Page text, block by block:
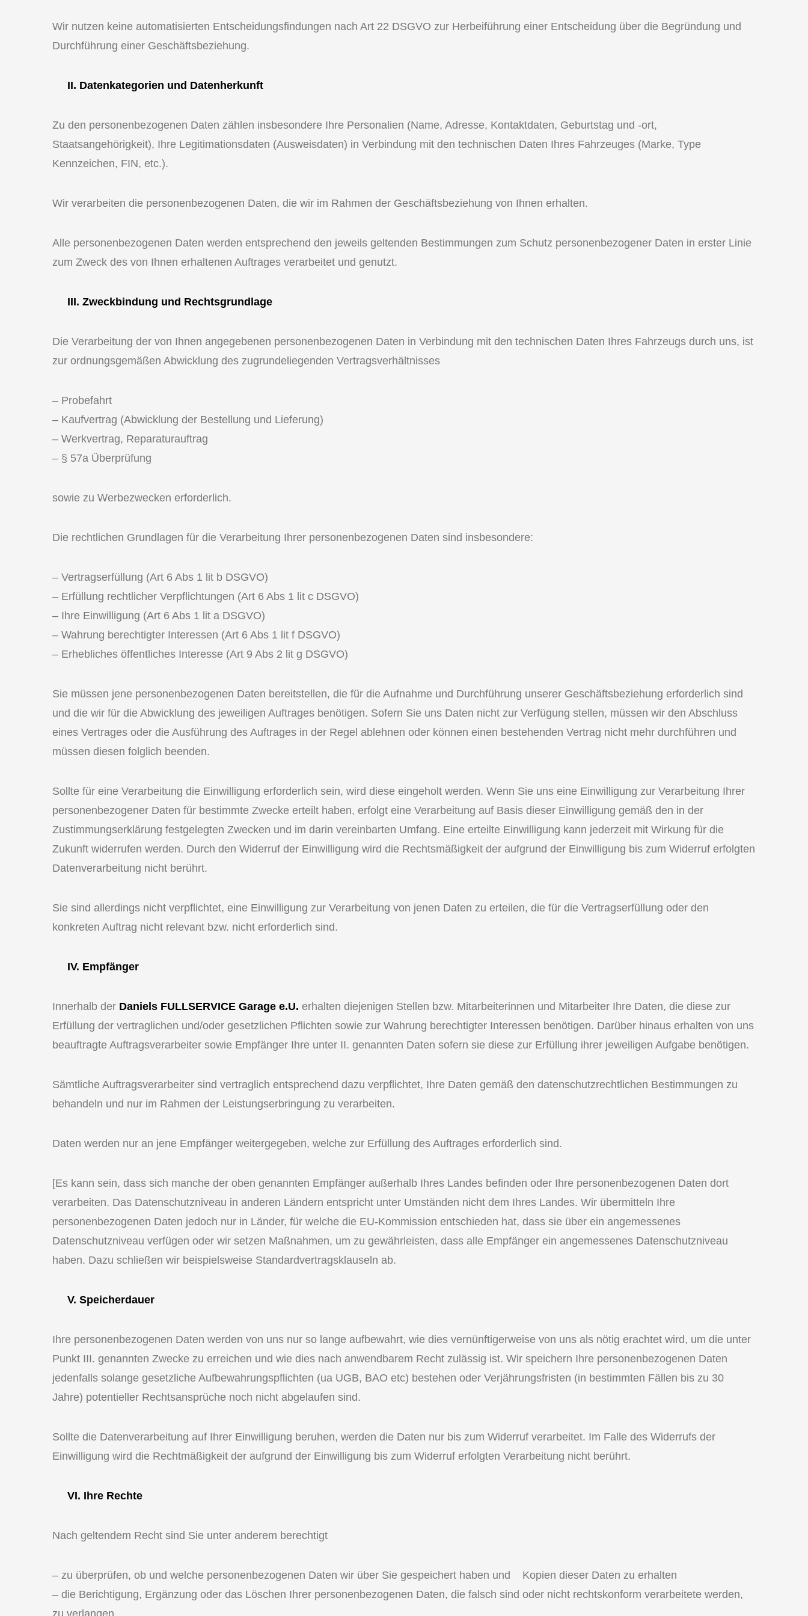
Wir nutzen keine automatisierten Entscheidungsfindungen nach Art 22 DSGVO zur Herbeiführung einer Entscheidung über die Begründung und
Durchführung einer Geschäftsbeziehung.
II. Datenkategorien und Datenherkunft
Zu den personenbezogenen Daten zählen insbesondere Ihre Personalien (Name, Adresse, Kontaktdaten, Geburtstag und -ort,
Staatsangehörigkeit), Ihre Legitimationsdaten (Ausweisdaten) in Verbindung mit den technischen Daten Ihres Fahrzeuges (Marke, Type
Kennzeichen, FIN, etc.).
Wir verarbeiten die personenbezogenen Daten, die wir im Rahmen der Geschäftsbeziehung von Ihnen erhalten.
Alle personenbezogenen Daten werden entsprechend den jeweils geltenden Bestimmungen zum Schutz personenbezogener Daten in erster Linie
zum Zweck des von Ihnen erhaltenen Auftrages verarbeitet und genutzt.
III. Zweckbindung und Rechtsgrundlage
Die Verarbeitung der von Ihnen angegebenen personenbezogenen Daten in Verbindung mit den technischen Daten Ihres Fahrzeugs durch uns, ist
zur ordnungsgemäßen Abwicklung des zugrundeliegenden Vertragsverhältnisses
– Probefahrt
– Kaufvertrag (Abwicklung der Bestellung und Lieferung)
– Werkvertrag, Reparaturauftrag
– § 57a Überprüfung
sowie zu Werbezwecken erforderlich.
Die rechtlichen Grundlagen für die Verarbeitung Ihrer personenbezogenen Daten sind insbesondere:
– Vertragserfüllung (Art 6 Abs 1 lit b DSGVO)
– Erfüllung rechtlicher Verpflichtungen (Art 6 Abs 1 lit c DSGVO)
– Ihre Einwilligung (Art 6 Abs 1 lit a DSGVO)
– Wahrung berechtigter Interessen (Art 6 Abs 1 lit f DSGVO)
– Erhebliches öffentliches Interesse (Art 9 Abs 2 lit g DSGVO)
Sie müssen jene personenbezogenen Daten bereitstellen, die für die Aufnahme und Durchführung unserer Geschäftsbeziehung erforderlich sind
und die wir für die Abwicklung des jeweiligen Auftrages benötigen. Sofern Sie uns Daten nicht zur Verfügung stellen, müssen wir den Abschluss
eines Vertrages oder die Ausführung des Auftrages in der Regel ablehnen oder können einen bestehenden Vertrag nicht mehr durchführen und
müssen diesen folglich beenden.
Sollte für eine Verarbeitung die Einwilligung erforderlich sein, wird diese eingeholt werden. Wenn Sie uns eine Einwilligung zur Verarbeitung Ihrer
personenbezogener Daten für bestimmte Zwecke erteilt haben, erfolgt eine Verarbeitung auf Basis dieser Einwilligung gemäß den in der
Zustimmungserklärung festgelegten Zwecken und im darin vereinbarten Umfang. Eine erteilte Einwilligung kann jederzeit mit Wirkung für die
Zukunft widerrufen werden. Durch den Widerruf der Einwilligung wird die Rechtsmäßigkeit der aufgrund der Einwilligung bis zum Widerruf erfolgten
Datenverarbeitung nicht berührt.
Sie sind allerdings nicht verpflichtet, eine Einwilligung zur Verarbeitung von jenen Daten zu erteilen, die für die Vertragserfüllung oder den
konkreten Auftrag nicht relevant bzw. nicht erforderlich sind.
IV. Empfänger
Innerhalb der Daniels FULLSERVICE Garage e.U. erhalten diejenigen Stellen bzw. Mitarbeiterinnen und Mitarbeiter Ihre Daten, die diese zur
Erfüllung der vertraglichen und/oder gesetzlichen Pflichten sowie zur Wahrung berechtigter Interessen benötigen. Darüber hinaus erhalten von uns
beauftragte Auftragsverarbeiter sowie Empfänger Ihre unter II. genannten Daten sofern sie diese zur Erfüllung ihrer jeweiligen Aufgabe benötigen.
Sämtliche Auftragsverarbeiter sind vertraglich entsprechend dazu verpflichtet, Ihre Daten gemäß den datenschutzrechtlichen Bestimmungen zu
behandeln und nur im Rahmen der Leistungserbringung zu verarbeiten.
Daten werden nur an jene Empfänger weitergegeben, welche zur Erfüllung des Auftrages erforderlich sind.
[Es kann sein, dass sich manche der oben genannten Empfänger außerhalb Ihres Landes befinden oder Ihre personenbezogenen Daten dort
verarbeiten. Das Datenschutzniveau in anderen Ländern entspricht unter Umständen nicht dem Ihres Landes. Wir übermitteln Ihre
personenbezogenen Daten jedoch nur in Länder, für welche die EU-Kommission entschieden hat, dass sie über ein angemessenes
Datenschutzniveau verfügen oder wir setzen Maßnahmen, um zu gewährleisten, dass alle Empfänger ein angemessenes Datenschutzniveau
haben. Dazu schließen wir beispielsweise Standardvertragsklauseln ab.
V. Speicherdauer
Ihre personenbezogenen Daten werden von uns nur so lange aufbewahrt, wie dies vernünftigerweise von uns als nötig erachtet wird, um die unter
Punkt III. genannten Zwecke zu erreichen und wie dies nach anwendbarem Recht zulässig ist. Wir speichern Ihre personenbezogenen Daten
jedenfalls solange gesetzliche Aufbewahrungspflichten (ua UGB, BAO etc) bestehen oder Verjährungsfristen (in bestimmten Fällen bis zu 30
Jahre) potentieller Rechtsansprüche noch nicht abgelaufen sind.
Sollte die Datenverarbeitung auf Ihrer Einwilligung beruhen, werden die Daten nur bis zum Widerruf verarbeitet. Im Falle des Widerrufs der
Einwilligung wird die Rechtmäßigkeit der aufgrund der Einwilligung bis zum Widerruf erfolgten Verarbeitung nicht berührt.
VI. Ihre Rechte
Nach geltendem Recht sind Sie unter anderem berechtigt
– zu überprüfen, ob und welche personenbezogenen Daten wir über Sie gespeichert haben und Kopien dieser Daten zu erhalten
– die Berichtigung, Ergänzung oder das Löschen Ihrer personenbezogenen Daten, die falsch sind oder nicht rechtskonform verarbeitete werden,
zu verlangen